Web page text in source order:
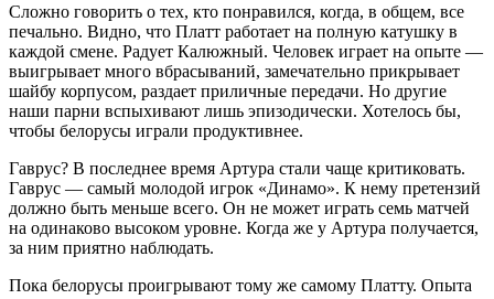
Сложно говорить о тех, кто понравился, когда, в общем, все
печально. Видно, что Платт работает на полную катушку в
каждой смене. Радует Калюжный. Человек играет на опыте —
выигрывает много вбрасываний, замечательно прикрывает
шайбу корпусом, раздает приличные передачи. Но другие
наши парни вспыхивают лишь эпизодически. Хотелось бы,
чтобы белорусы играли продуктивнее.
Гаврус? В последнее время Артура стали чаще критиковать.
Гаврус — самый молодой игрок «Динамо». К нему претензий
должно быть меньше всего. Он не может играть семь матчей
на одинаково высоком уровне. Когда же у Артура получается,
за ним приятно наблюдать.
Пока белорусы проигрывают тому же самому Платту. Опыта